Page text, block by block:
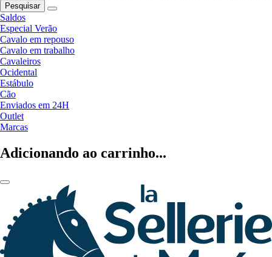
Pesquisar
Saldos
Especial Verão
Cavalo em repouso
Cavalo em trabalho
Cavaleiros
Ocidental
Estábulo
Cão
Enviados em 24H
Outlet
Marcas
Adicionando ao carrinho...